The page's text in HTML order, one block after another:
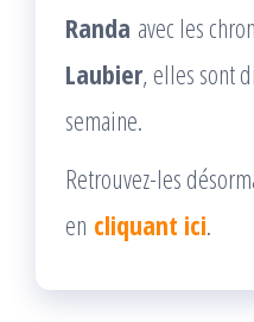
Randa avec les
Laubier, elles sont
semaine.
Retrouvez-les
en cliquant ici.